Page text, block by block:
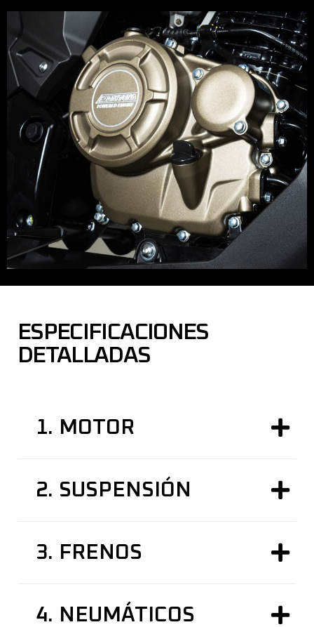
ESPECIFICACIONES
DETALLADAS
1. MOTOR
2. SUSPENSIÓN
3. FRENOS
4. NEUMÁTICOS